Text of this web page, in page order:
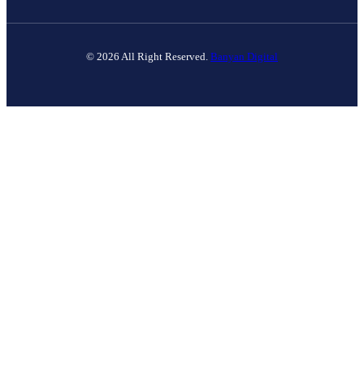
© 2026 All Right Reserved. Banyan Digital